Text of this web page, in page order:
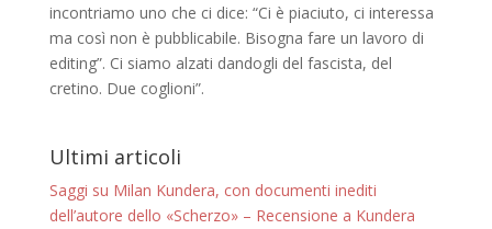
incontriamo uno che ci dice: “Ci è piaciuto, ci interessa
ma così non è pubblicabile. Bisogna fare un lavoro di
editing”. Ci siamo alzati dandogli del fascista, del
cretino. Due coglioni”.
Ultimi articoli
Saggi su Milan Kundera, con documenti inediti
dell’autore dello «Scherzo» – Recensione a Kundera